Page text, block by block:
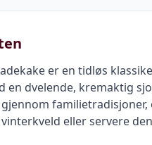
er en tidløs
en dvelende, kremaktig
eller servere